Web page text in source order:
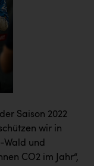
Saison 2022
wir in
Wald und
CO2 im Jahr“,